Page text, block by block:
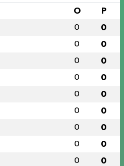
O P
0 0
0 0
0 0
0 0
0 0
0 0
0 0
0 0
0 0